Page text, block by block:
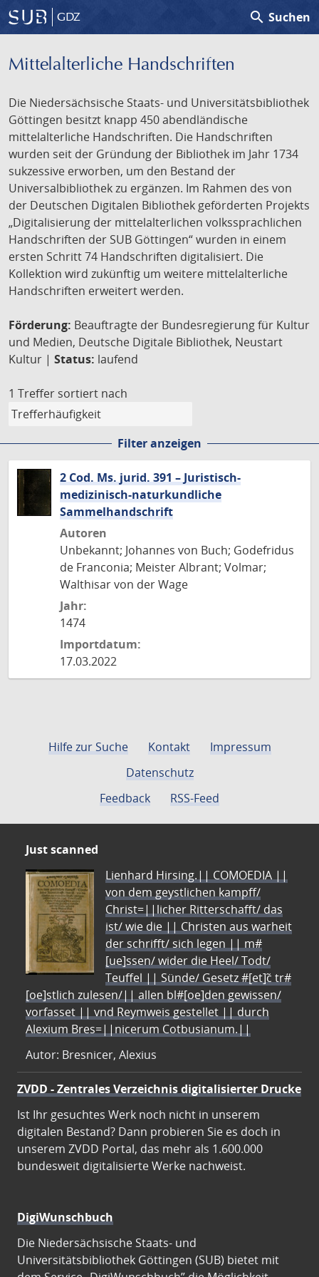
GDZ search Suchen
Mittelalterliche Handschriften
Die Niedersächsische Staats- und Universitätsbibliothek
Göttingen besitzt knapp 450 abendländische
mittelalterliche Handschriften. Die Handschriften
wurden seit der Gründung der Bibliothek im Jahr 1734
sukzessive erworben, um den Bestand der
Universalbibliothek zu ergänzen. Im Rahmen des von
der Deutschen Digitalen Bibliothek geförderten Projekts
„Digitalisierung der mittelalterlichen volkssprachlichen
Handschriften der SUB Göttingen“ wurden in einem
ersten Schritt 74 Handschriften digitalisiert. Die
Kollektion wird zukünftig um weitere mittelalterliche
Handschriften erweitert werden.
Förderung: Beauftragte der Bundesregierung für Kultur
und Medien, Deutsche Digitale Bibliothek, Neustart
Kultur | Status: laufend
1 Treffer sortiert nach
Filter anzeigen
2 Cod. Ms. jurid. 391 – Juristisch-
medizinisch-naturkundliche
Sammelhandschrift
Autoren
Unbekannt; Johannes von Buch; Godefridus
de Franconia; Meister Albrant; Volmar;
Walthisar von der Wage
Jahr:
1474
Importdatum:
17.03.2022
Hilfe zur Suche Kontakt
Impressum
Datenschutz
Feedback
RSS-Feed
Just scanned
Lienhard Hirsing.|| COMOEDIA ||
von dem geystlichen kampff/
Christ=||licher Ritterschafft/ das
ist/ wie die || Christen aus warheit
der schrifft/ sich legen || m#
[ue]ssen/ wider die Heel/ Todt/
Teuffel || Sünde/ Gesetz #[et]c̃ tr#
[oe]stlich zulesen/|| allen bl#[oe]den gewissen/
vorfasset || vnd Reymweis gestellet || durch
Alexium Bres=||nicerum Cotbusianum.||
Autor: Bresnicer, Alexius
ZVDD - Zentrales Verzeichnis digitalisierter Drucke
Ist Ihr gesuchtes Werk noch nicht in unserem
digitalen Bestand? Dann probieren Sie es doch in
unserem ZVDD Portal, das mehr als 1.600.000
bundesweit digitalisierte Werke nachweist.
DigiWunschbuch
Die Niedersächsische Staats- und
Universitätsbibliothek Göttingen (SUB) bietet mit